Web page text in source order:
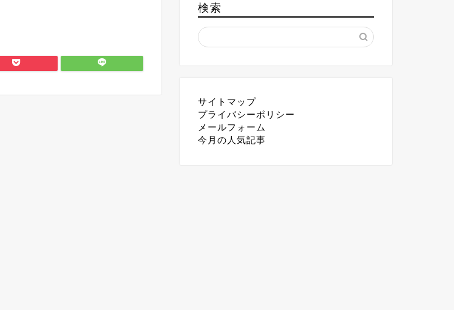
検索
サイトマップ
プライバシーポリシー
メールフォーム
今月の人気記事